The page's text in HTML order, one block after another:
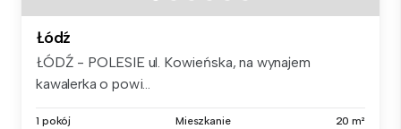
Łódź
ŁÓDŹ - POLESIE ul. Kowieńska, na wynajem
kawalerka o powi...
1 pokój Mieszkanie 20 m²